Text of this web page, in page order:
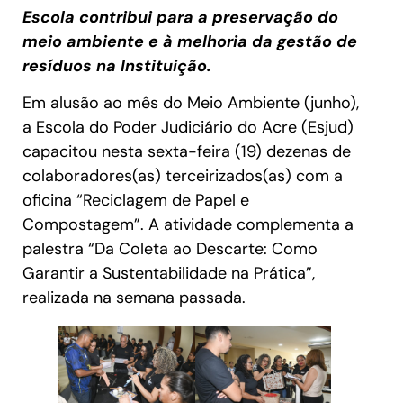
Escola contribui para a preservação do
meio ambiente e à melhoria da gestão de
resíduos na Instituição.
Em alusão ao mês do Meio Ambiente (junho),
a Escola do Poder Judiciário do Acre (Esjud)
capacitou nesta sexta-feira (19) dezenas de
colaboradores(as) terceirizados(as) com a
oficina “Reciclagem de Papel e
Compostagem”. A atividade complementa a
palestra “Da Coleta ao Descarte: Como
Garantir a Sustentabilidade na Prática”,
realizada na semana passada.